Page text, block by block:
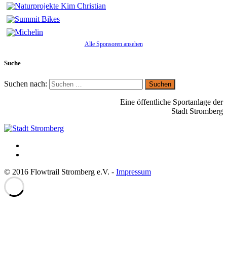
Alle Sponsoren ansehen
Suche
Suchen nach:
Eine öffentliche Sportanlage der
Stadt Stromberg
© 2016 Flowtrail Stromberg e.V. - Impressum